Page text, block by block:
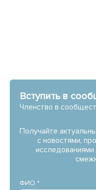
Вступить в
Членство в
Получайте
с новостями,
ФИО *